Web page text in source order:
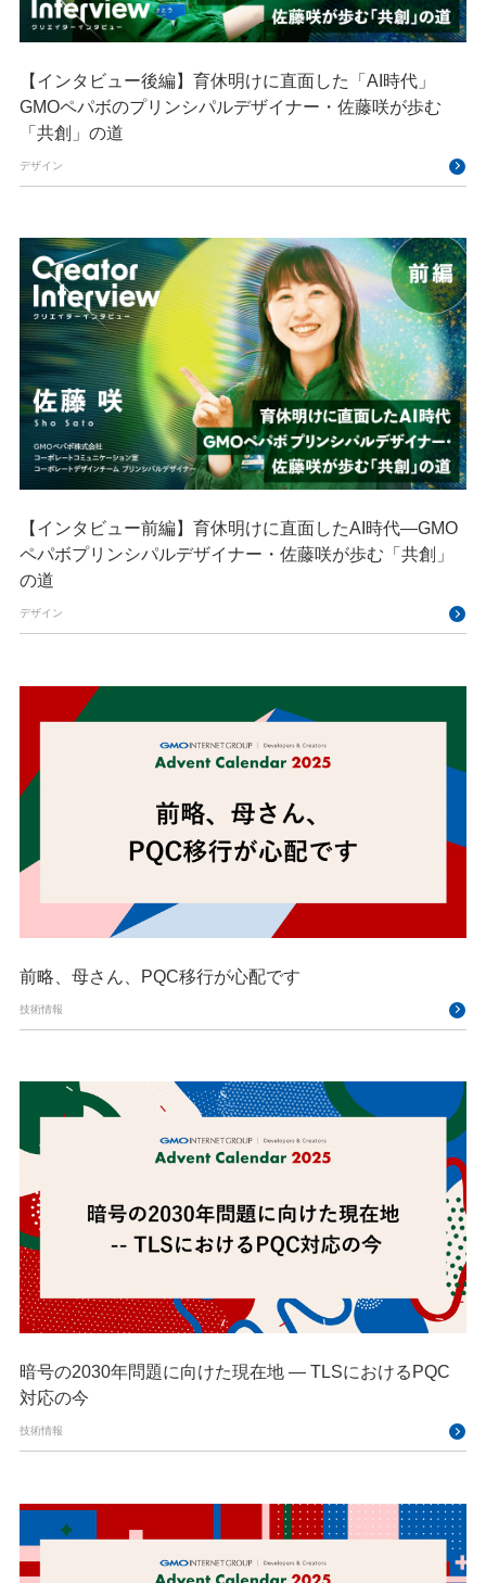
【インタビュー後編】育休明けに直面した「AI時代」
GMOペパボのプリンシパルデザイナー・佐藤咲が歩む
「共創」の道
デザイン
【インタビュー前編】育休明けに直面したAI時代―GMO
ペパボプリンシパルデザイナー・佐藤咲が歩む「共創」
の道
デザイン
前略、母さん、PQC移行が心配です
技術情報
暗号の2030年問題に向けた現在地 — TLSにおけるPQC
対応の今
技術情報